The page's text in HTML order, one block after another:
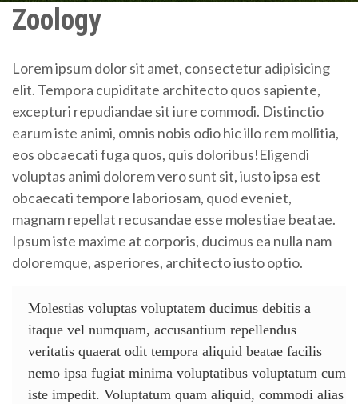
Zoology
Lorem ipsum dolor sit amet, consectetur adipisicing
elit. Tempora cupiditate architecto quos sapiente,
excepturi repudiandae sit iure commodi. Distinctio
earum iste animi, omnis nobis odio hic illo rem mollitia,
eos obcaecati fuga quos, quis doloribus!Eligendi
voluptas animi dolorem vero sunt sit, iusto ipsa est
obcaecati tempore laboriosam, quod eveniet,
magnam repellat recusandae esse molestiae beatae.
Ipsum iste maxime at corporis, ducimus ea nulla nam
doloremque, asperiores, architecto iusto optio.
Molestias voluptas voluptatem ducimus debitis a
itaque vel numquam, accusantium repellendus
veritatis quaerat odit tempora aliquid beatae facilis
nemo ipsa fugiat minima voluptatibus voluptatum cum
iste impedit. Voluptatum quam aliquid, commodi alias